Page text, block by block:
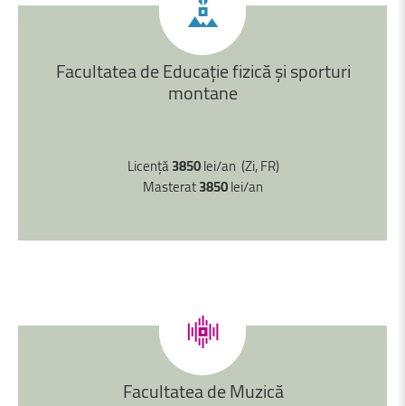
FacultateadeEducațiefizicăşisporturi
montane
Licență3850lei/an (Zi, FR)
Masterat3850lei/an
FacultateadeMuzică